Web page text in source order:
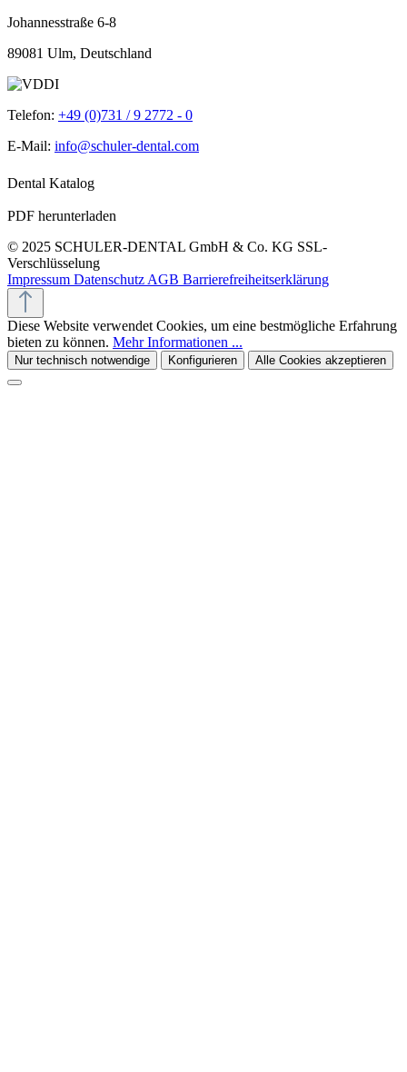
Johannesstraße 6-8
89081 Ulm, Deutschland
Telefon: +49 (0)731 / 9 2772 - 0
E-Mail: info@schuler-dental.com
Dental Katalog
PDF herunterladen
© 2025 SCHULER-DENTAL GmbH & Co. KG SSL-
Verschlüsselung
Impressum Datenschutz AGB Barrierefreiheitserklärung
Diese Website verwendet Cookies, um eine bestmögliche Erfahrung
bieten zu können. Mehr Informationen ...
Nur technisch notwendige Konfigurieren Alle Cookies akzeptieren